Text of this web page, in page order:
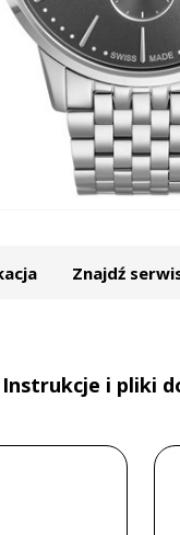
Znajdź
Instrukcje i pliki